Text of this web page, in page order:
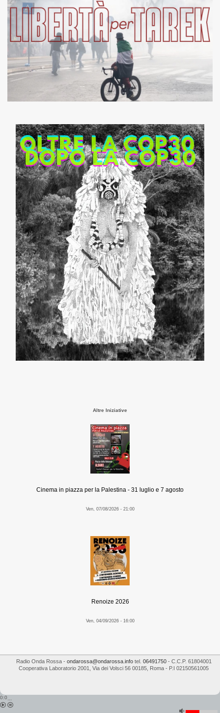
Altre Iniziative
Cinema in piazza per la Palestina - 31 luglio e 7 agosto
Ven, 07/08/2026 - 21:00
Renoize 2026
Ven, 04/09/2026 - 16:00
Radio Onda Rossa- ondarossa@ondarossa.infotel. 06491750- C.C.P. 61804001
Cooperativa Laboratorio 2001
Via dei Volsci 56 00185 Roma - P.I 02150561005
0:0